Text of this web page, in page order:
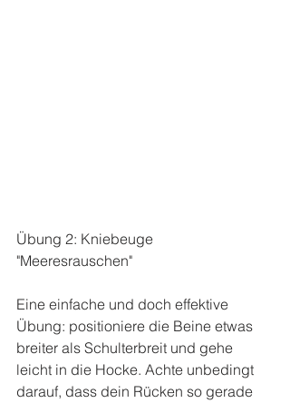
Übung 2: Kniebeuge
"Meeresrauschen"
Eine einfache und doch effektive
Übung: positioniere die Beine etwas
breiter als Schulterbreit und gehe
leicht in die Hocke. Achte unbedingt
darauf, dass dein Rücken so gerade